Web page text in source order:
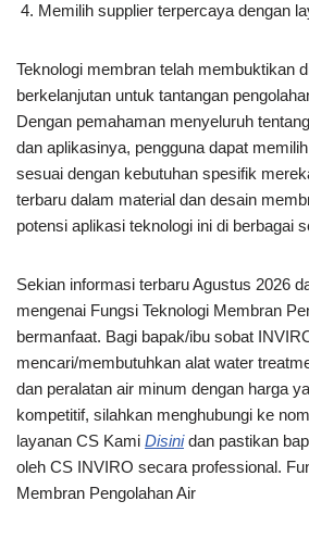
Memilih supplier terpercaya dengan
Teknologi membran telah membuktikan
berkelanjutan untuk tantangan
Dengan pemahaman menyeluruh
dan aplikasinya, pengguna dapat
sesuai dengan kebutuhan spesifik
terbaru dalam material dan desain
potensi aplikasi teknologi ini di berbagai
Sekian informasi terbaru Agustus 2026
mengenai Fungsi Teknologi Membran
bermanfaat. Bagi bapak/ibu sobat
mencari/membutuhkan alat water
dan peralatan air minum dengan harga
kompetitif, silahkan menghubungi ke
layanan CS Kami Disini dan pastikan
oleh CS INVIRO secara professional.
Membran Pengolahan Air